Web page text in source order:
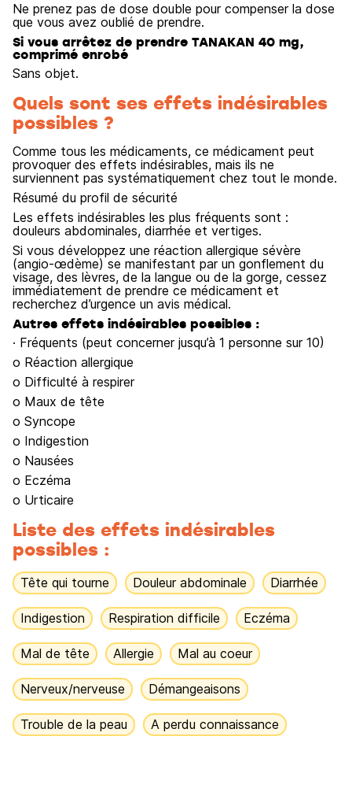
Ne prenez pas de dose double pour compenser la dose
que vous avez oublié de prendre.
Si vous arrêtez de prendre TANAKAN 40 mg,
comprimé enrobé
Sans objet.
Quels sont ses effets indésirables
possibles ?
Comme tous les médicaments, ce médicament peut
provoquer des effets indésirables, mais ils ne
surviennent pas systématiquement chez tout le monde.
Résumé du profil de sécurité
Les effets indésirables les plus fréquents sont :
douleurs abdominales, diarrhée et vertiges.
Si vous développez une réaction allergique sévère
(angio-œdème) se manifestant par un gonflement du
visage, des lèvres, de la langue ou de la gorge, cessez
immédiatement de prendre ce médicament et
recherchez d’urgence un avis médical.
Autres effets indésirables possibles :
· Fréquents (peut concerner jusqu’à 1 personne sur 10)
o Réaction allergique
o Difficulté à respirer
o Maux de tête
o Syncope
o Indigestion
o Nausées
o Eczéma
o Urticaire
Liste des effets indésirables
possibles :
Tête qui tourne Douleur abdominale Diarrhée
Indigestion Respiration difficile Eczéma
Mal de tête Allergie Mal au coeur
Nerveux/nerveuse Démangeaisons
Trouble de la peau A perdu connaissance